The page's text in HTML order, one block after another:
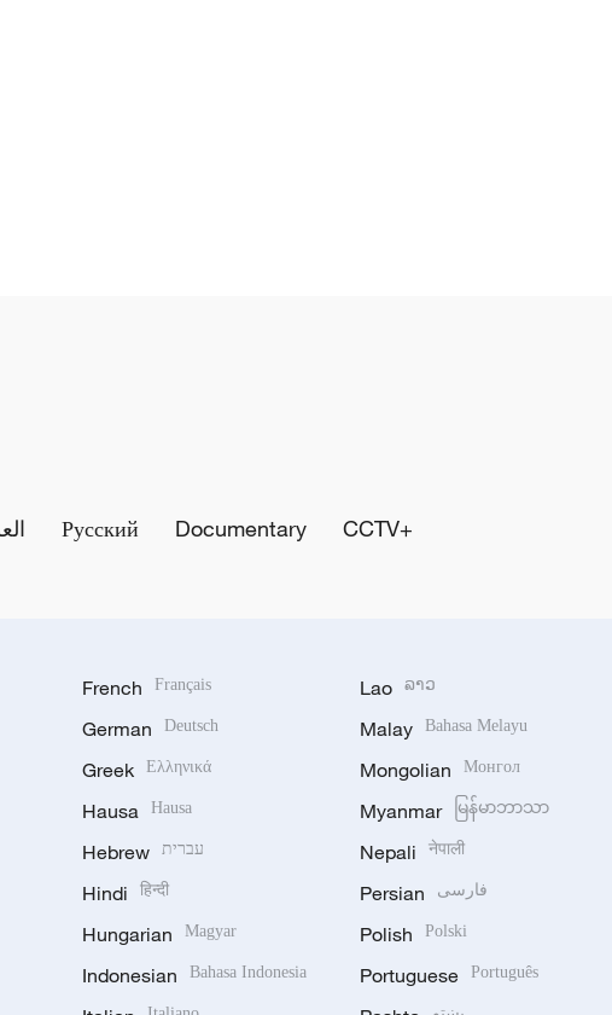
Русский Documentary CCTV+
French Français
German Deutsch
Greek Ελληνικά
Hausa Hausa
Hebrew עברית
Hindi हिन्दी
Hungarian Magyar
Indonesian Bahasa Indonesia
Lao ລາວ
Malay Bahasa Melayu
Mongolian Монгол
Myanmar မြန်မာဘာသာ
Nepali नेपाली
Persian فارسی
Polish Polski
Portuguese Português